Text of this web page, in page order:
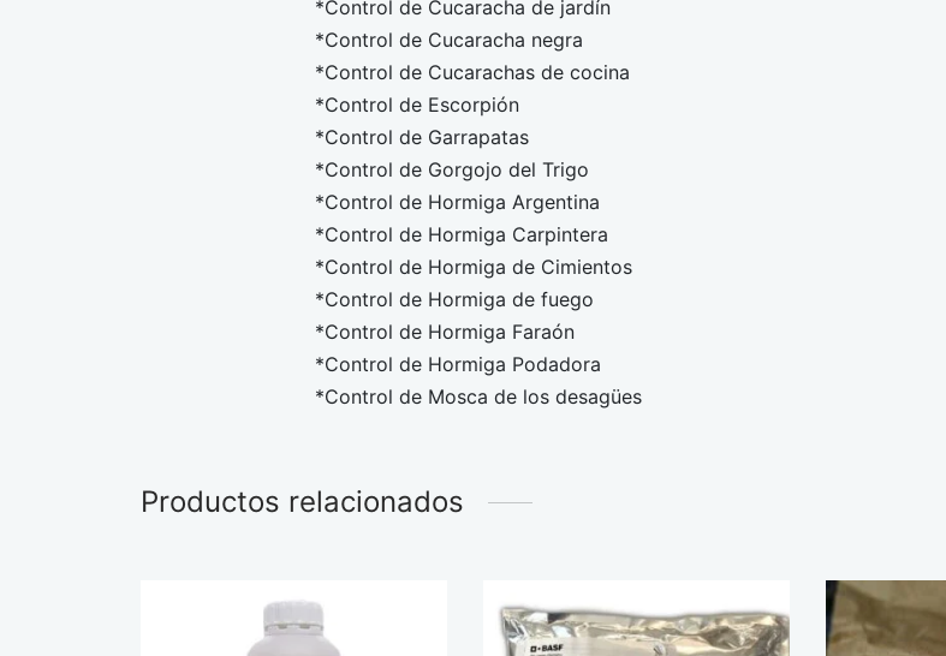
*Control de Cucaracha de jardín
*Control de Cucaracha negra
*Control de Cucarachas de cocina
*Control de Escorpión
*Control de Garrapatas
*Control de Gorgojo del Trigo
*Control de Hormiga Argentina
*Control de Hormiga Carpintera
*Control de Hormiga de Cimientos
*Control de Hormiga de fuego
*Control de Hormiga Faraón
*Control de Hormiga Podadora
*Control de Mosca de los desagües
Productos relacionados